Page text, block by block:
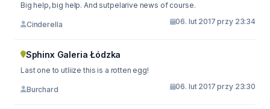
Big help, big help. And sutpelarive news of course.
Cinderella 06. lut 2017 przy 23:34
Sphinx Galeria Łódzka
Last one to utliize this is a rotten egg!
Burchard 06. lut 2017 przy 23:30